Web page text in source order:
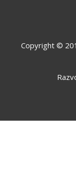
Copyright ©